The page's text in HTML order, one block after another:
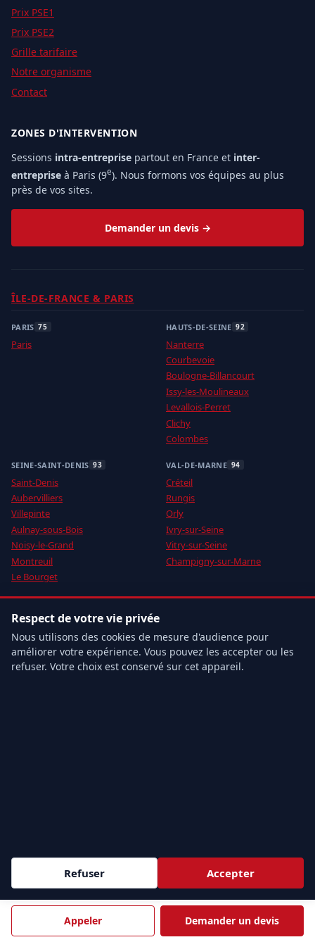
Appeler Demander un devis
Prix PSE1
Prix PSE2
Grille tarifaire
Notre organisme
Contact
ZONES D'INTERVENTION
Sessions intra-entreprise partout en France et inter-
entreprise à Paris (9e). Nous formons vos équipes au plus
près de vos sites.
Demander un devis →
ÎLE-DE-FRANCE & PARIS
PARIS 75
Paris
HAUTS-DE-SEINE 92
Nanterre
Courbevoie
Boulogne-Billancourt
Issy-les-Moulineaux
Levallois-Perret
Clichy
Colombes
SEINE-SAINT-DENIS 93
Saint-Denis
Aubervilliers
Villepinte
Aulnay-sous-Bois
Noisy-le-Grand
Montreuil
Le Bourget
VAL-DE-MARNE 94
Créteil
Rungis
Orly
Ivry-sur-Seine
Vitry-sur-Seine
Champigny-sur-Marne
Roissy-en-France
Cergy
Argenteuil
Gonesse
Versailles
Montigny-le-Bretonneux
Guyancourt
AUTRES GRANDES VILLES
Bordeaux
Montpellier
Nantes
Toulouse
Respect de votre vie privée
Nous utilisons des cookies de mesure d'audience pour
améliorer votre expérience. Vous pouvez les accepter ou les
refuser. Votre choix est conservé sur cet appareil.
Refuser Accepter